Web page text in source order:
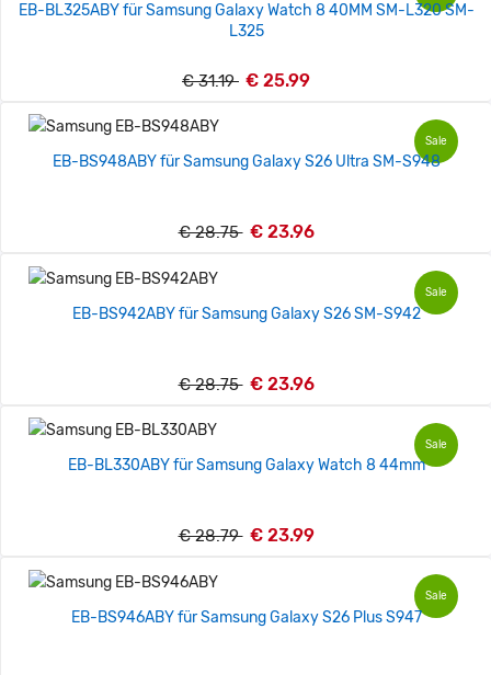
EB-BL325ABY für Samsung Galaxy Watch 8 40MM SM-L320 SM-
L325
€ 31.19 € 25.99
Sale
EB-BS948ABY für Samsung Galaxy S26 Ultra SM-S948
€ 28.75 € 23.96
Sale
EB-BS942ABY für Samsung Galaxy S26 SM-S942
€ 28.75 € 23.96
Sale
EB-BL330ABY für Samsung Galaxy Watch 8 44mm
€ 28.79 € 23.99
Sale
EB-BS946ABY für Samsung Galaxy S26 Plus S947